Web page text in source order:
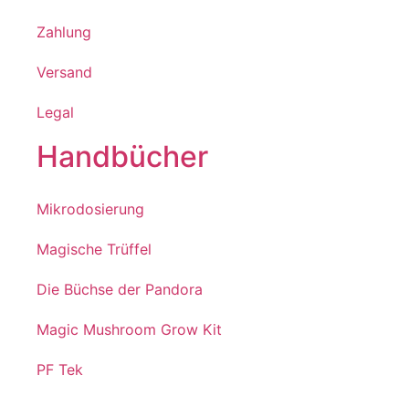
Zahlung
Versand
Legal
Handbücher
Mikrodosierung
Magische Trüffel
Die Büchse der Pandora
Magic Mushroom Grow Kit
PF Tek